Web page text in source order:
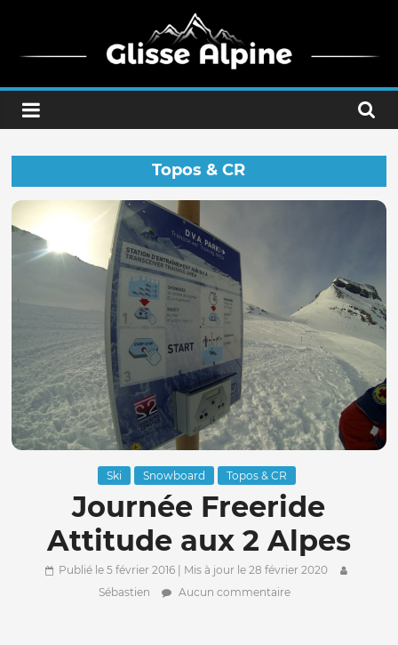
contenu
Glisse
Alpine
Ride
the
mountain
Topos & CR
Ski Snowboard Topos & CR
Journée Freeride
Attitude aux 2 Alpes
Publié le 5 février 2016 | Mis à jour le 28 février 2020
Sébastien
Aucun commentaire